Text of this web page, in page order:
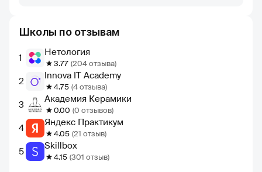
Школы по отзывам
1 Нетология
3.77 (204 отзыва)
2 Innova IT Academy
4.75 (4 отзыва)
3 Академия Керамики
0.00 (0 отзывов)
4 Яндекс Практикум
4.05 (21 отзыв)
5 Skillbox
4.15 (301 отзыв)